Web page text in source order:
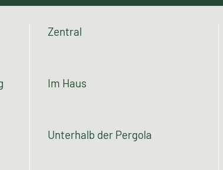
Bauteile
Verortung im Garten
Zentral